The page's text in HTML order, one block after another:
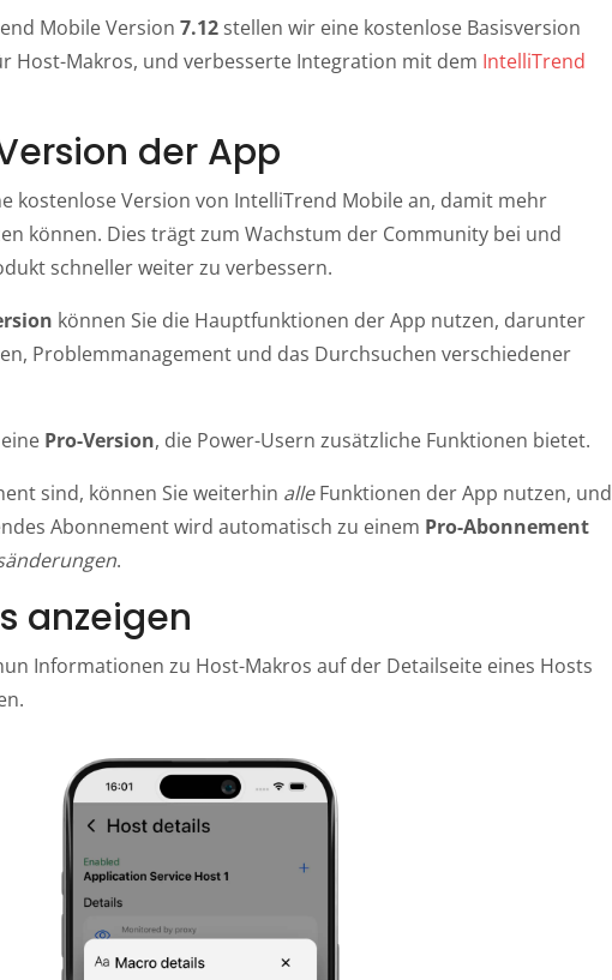
Mobile Version 7.12 stellen wir eine kostenlose Basisversion
Host-Makros, und verbesserte Integration mit dem IntelliTrend
der App
kostenlose Version von IntelliTrend Mobile an, damit mehr
können. Dies trägt zum Wachstum der Community bei und
schneller weiter zu verbessern.
können Sie die Hauptfunktionen der App nutzen, darunter
Problemmanagement und das Durchsuchen verschiedener
Pro-Version, die Power-Usern zusätzliche Funktionen bietet.
sind, können Sie weiterhin alleFunktionen der App nutzen, und
Abonnement wird automatisch zu einem Pro-Abonnement
.
anzeigen
Informationen zu Host-Makros auf der Detailseite eines Hosts